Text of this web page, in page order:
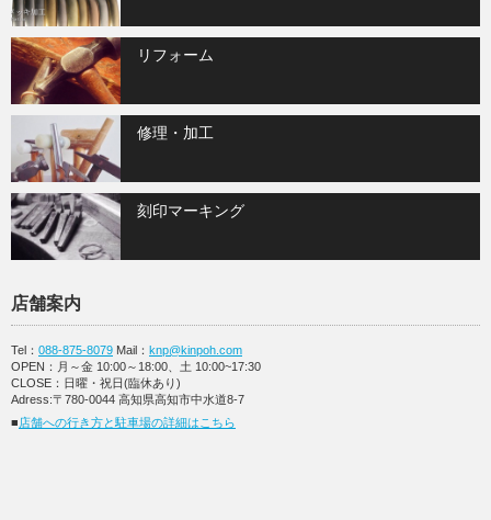
リフォーム
修理・加工
刻印マーキング
店舗案内
Tel： 088-875-8079 Mail： knp@kinpoh.com
OPEN：月～金 10:00～18:00、土 10:00~17:30
CLOSE：日曜・祝日(臨休あり)
Adress:〒780-0044 高知県高知市中水道8-7
■店舗への行き方と駐車場の詳細はこちら